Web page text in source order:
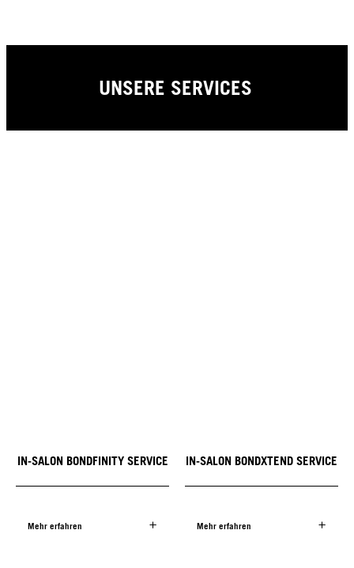
UNSERE SERVICES
IN-SALON BONDFINITY SERVICE
Mehr erfahren
IN-SALON BONDXTEND SERVICE
Mehr erfahren